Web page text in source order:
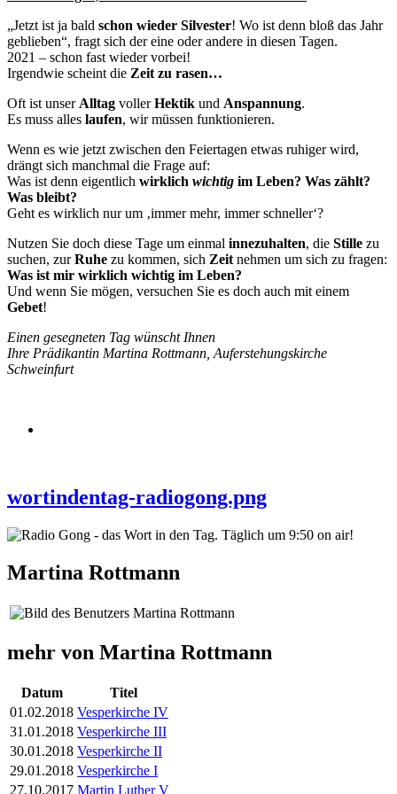
„Jetzt ist ja bald schon wieder Silvester! Wo ist denn bloß das Jahr
geblieben“, fragt sich der eine oder andere in diesen Tagen.
2021 – schon fast wieder vorbei!
Irgendwie scheint die Zeit zu rasen…
Oft ist unser Alltag vollerHektik und Anspannung.
Es muss alles laufen, wir müssen funktionieren.
Wenn es wie jetzt zwischen den Feiertagen etwas ruhiger wird,
drängt sich manchmal die Frage auf:
Was ist denn eigentlich wirklich wichtig im Leben? Was zählt?
Was bleibt?
Geht es wirklich nur um ‚immer mehr, immer schneller‘?
Nutzen Sie doch diese Tage um einmal innezuhalten, die Stille zu
suchen, zurRuhe zu kommen, sich Zeit nehmen um sich zu fragen:
Was ist mir wirklich wichtig im Leben?
Und wenn Sie mögen, versuchen Sie es doch auch mit einem
Gebet!
Einen gesegneten Tag wünscht Ihnen
Ihre Prädikantin Martina Rottmann, Auferstehungskirche
Schweinfurt
wortindentag-radiogong.png
Martina Rottmann
mehr von Martina Rottmann
Datum
Titel
01.02.2018 Vesperkirche IV
31.01.2018 Vesperkirche III
30.01.2018 Vesperkirche II
29.01.2018 Vesperkirche I
27.10.2017 Martin Luther V